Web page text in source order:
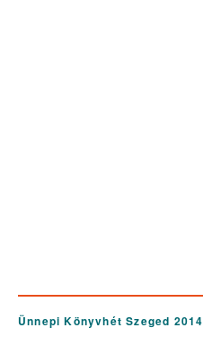
Ünnepi Könyvhét Szeged 2014